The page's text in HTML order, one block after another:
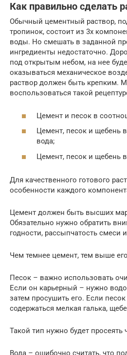
Как правильно сделать
Обычный цементный раствор,
тропинок, состоит из 3х
воды. Но смешать в заданной
ингредиенты недостаточно.
под открытым небом, на нее
оказываться механическое
раствор должен быть крепким.
воспользоваться такой
Цемент и песок в
Цемент, песок и щебень
вода;
Цемент, песок и щебень
Для качественного готового
особенности каждого
Цемент должен быть высших
Обязательно нужно обратить
годности, рассыпчатость смеси
Чем темнее цемент, тем выше
Песок – важно использовать
Если он карьерный – нужно
затем просушить его. Если
содержаться мелкая галька,
Такой тип нужно будет просеять
Вода – ошибочно считать, что